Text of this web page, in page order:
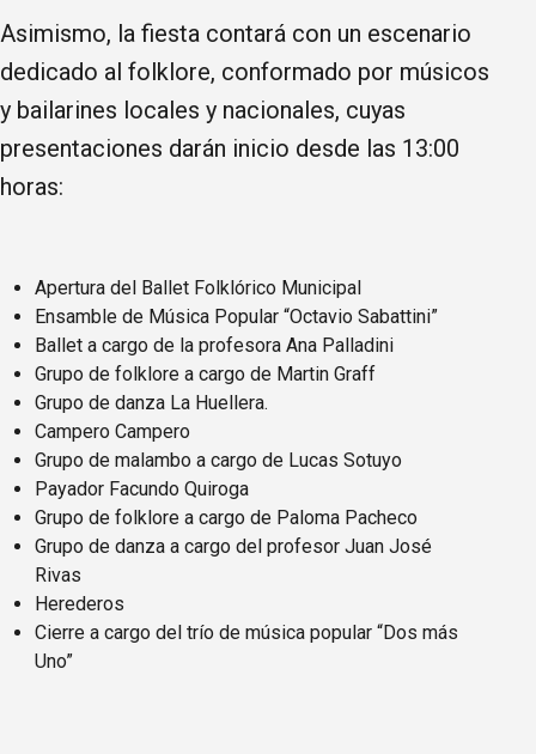
Asimismo, la fiesta contará con un escenario
dedicado al folklore, conformado por músicos
y bailarines locales y nacionales, cuyas
presentaciones darán inicio desde las 13:00
horas:
Apertura del Ballet Folklórico Municipal
Ensamble de Música Popular “Octavio Sabattini”
Ballet a cargo de la profesora Ana Palladini
Grupo de folklore a cargo de Martin Graff
Grupo de danza La Huellera.
Campero Campero
Grupo de malambo a cargo de Lucas Sotuyo
Payador Facundo Quiroga
Grupo de folklore a cargo de Paloma Pacheco
Grupo de danza a cargo del profesor Juan José
Rivas
Herederos
Cierre a cargo del trío de música popular “Dos más
Uno”